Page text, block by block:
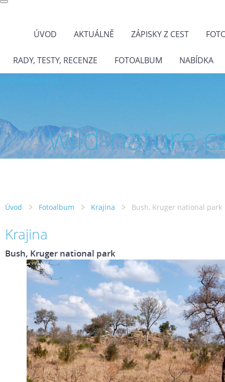
ÚVOD AKTUÁLNĚ ZÁPISKY Z CEST
RADY, TESTY, RECENZE FOTOALBUM NABÍDKA
wild-
Úvod Fotoalbum Krajina Bush, Kruger national park
Krajina
Bush, Kruger national park